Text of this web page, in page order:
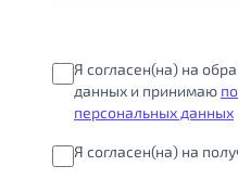
Я согласен(на) на
данных и принимаю
персональных данных
Я согласен(на) на